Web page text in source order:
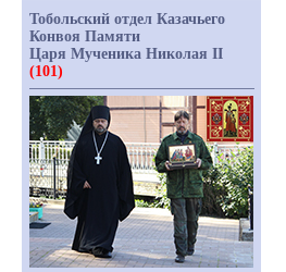
Тобольский отдел Казачьего
Конвоя Памяти
Царя Мученика Николая II
(101)